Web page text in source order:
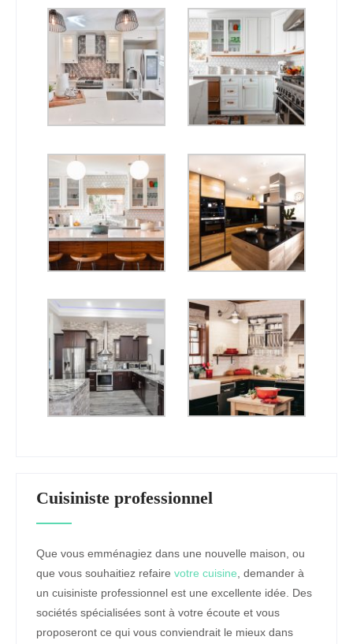
Cuisiniste professionnel
Que vous emménagiez dans une nouvelle maison, ou
que vous souhaitiez refaire votre cuisine , demander à
un cuisiniste professionnel est une excellente idée. Des
sociétés spécialisées sont à votre écoute et vous
proposeront ce qui vous conviendrait le mieux dans